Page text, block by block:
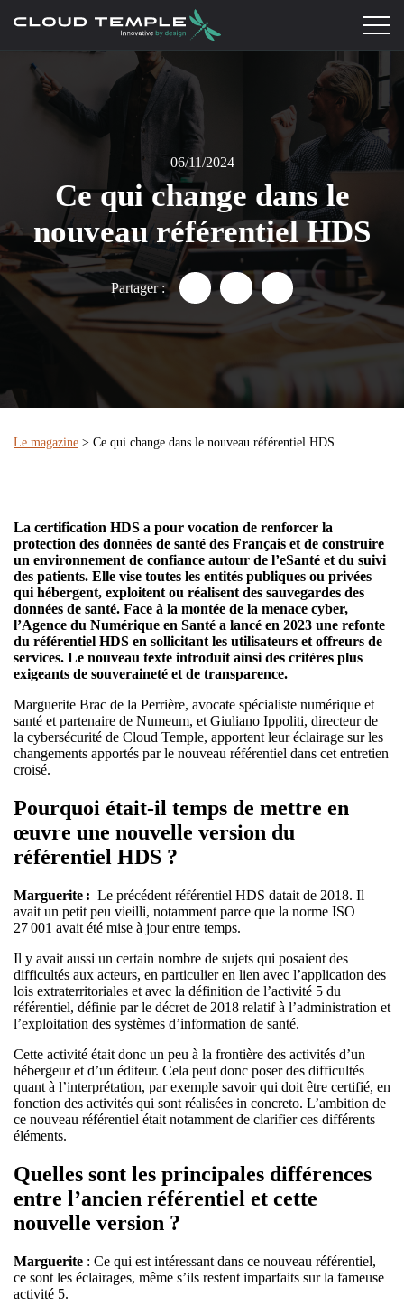
06/11/2024
Ce qui change dans le
nouveau référentiel HDS
Partager : Partager "Ce qui change
Partager "Ce qui
Partager "Ce
Le magazine > Ce qui change dans le nouveau référentiel HDS
La certification HDS a pour vocation de renforcer la
protection des données de santé des Français et de construire
un environnement de confiance autour de l’eSanté et du suivi
des patients. Elle vise toutes les entités publiques ou privées
qui hébergent, exploitent ou réalisent des sauvegardes des
données de santé. Face à la montée de la menace cyber,
l’Agence du Numérique en Santé a lancé en 2023 une refonte
du référentiel HDS en sollicitant les utilisateurs et offreurs de
services. Le nouveau texte introduit ainsi des critères plus
exigeants de souveraineté et de transparence.
Marguerite Brac de la Perrière, avocate spécialiste numérique et
santé et partenaire de Numeum, et Giuliano Ippoliti, directeur de
la cybersécurité de Cloud Temple, apportent leur éclairage sur les
changements apportés par le nouveau référentiel dans cet entretien
croisé.
Pourquoi était-il temps de mettre en
œuvre une nouvelle version du
référentiel HDS ?
Marguerite : Le précédent référentiel HDS datait de 2018. Il
avait un petit peu vieilli, notamment parce que la norme ISO
27 001 avait été mise à jour entre temps.
Il y avait aussi un certain nombre de sujets qui posaient des
difficultés aux acteurs, en particulier en lien avec l’application des
lois extraterritoriales et avec la définition de l’activité 5 du
référentiel, définie par le décret de 2018 relatif à l’administration et
l’exploitation des systèmes d’information de santé.
Cette activité était donc un peu à la frontière des activités d’un
hébergeur et d’un éditeur. Cela peut donc poser des difficultés
quant à l’interprétation, par exemple savoir qui doit être certifié, en
fonction des activités qui sont réalisées in concreto. L’ambition de
ce nouveau référentiel était notamment de clarifier ces différents
éléments.
Quelles sont les principales différences
entre l’ancien référentiel et cette
nouvelle version ?
Marguerite : Ce qui est intéressant dans ce nouveau référentiel,
ce sont les éclairages, même s’ils restent imparfaits sur la fameuse
activité 5.